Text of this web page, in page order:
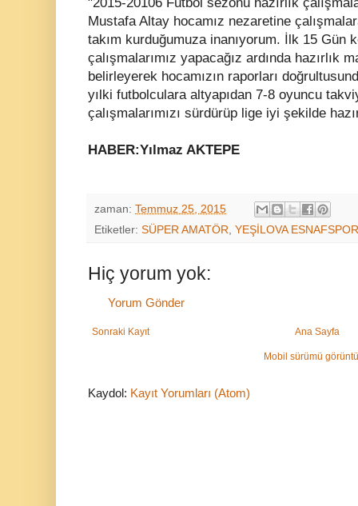
Mustafa Altay hocamız nezaretine
takım kurduğumuza inanıyorum. İlk 15 Gün
çalışmalarımız yapacağız ardında hazırlık
belirleyerek hocamızın raporları
yılki futbolculara altyapıdan 7-8 oyuncu
çalışmalarımızı sürdürüp lige iyi şekilde
HABER:Yılmaz AKTEPE
zaman: Temmuz 25, 2015
Etiketler: SÜPER AMATÖR, YEŞİLOVA ESNAFSPOR
Hiç yorum yok:
Yorum Gönder
Sonraki Kayıt Ana Sayfa
Mobil sürümü
Kaydol: Kayıt Yorumları (Atom)